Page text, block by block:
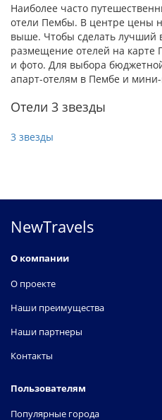
Наиболее часто
отели Пембы. В центре цены
выше. Чтобы сделать лучший
размещение отелей на карте
и фото. Для выбора
апарт-отелям в Пембе и
Отели 3 звезды
3 звезды
NewTravels
О компании
О проекте
Наши преимущества
Наши партнеры
Контакты
Пользователям
Популярные города